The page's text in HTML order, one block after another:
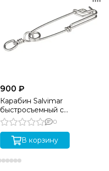
900 ₽
Карабин Salvimar
быстросъемный с
вертлюгом ø 3,5 x 120 мм -
200 кг.
0
В корзину